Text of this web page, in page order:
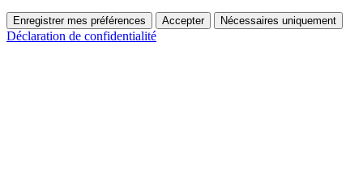
Enregistrer mes préférences Accepter Nécessaires uniquement
Déclaration de confidentialité